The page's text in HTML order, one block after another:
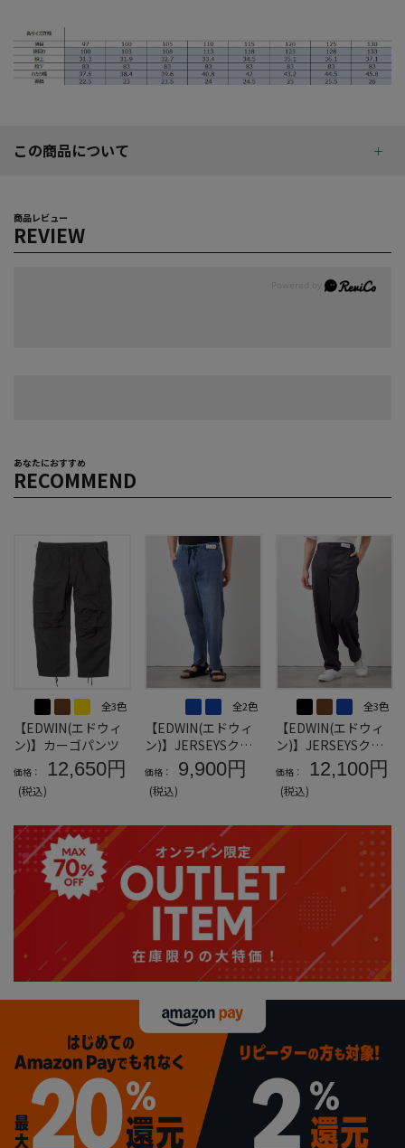
この商品について
商品レビュー
REVIEW
あなたにおすすめ
RECOMMEND
全3色
【EDWIN(エドウィ
ン)】カーゴパンツ
価格： 12,650円
(税込)
全2色
【EDWIN(エドウィ
ン)】JERSEYSクー
ルイージーテーパー
ド
価格： 9,900円
(税込)
全3色
【EDWIN(エドウィ
ン)】JERSEYSクー
ルチノルーズテーパ
ードパンツ
価格： 12,100円
(税込)